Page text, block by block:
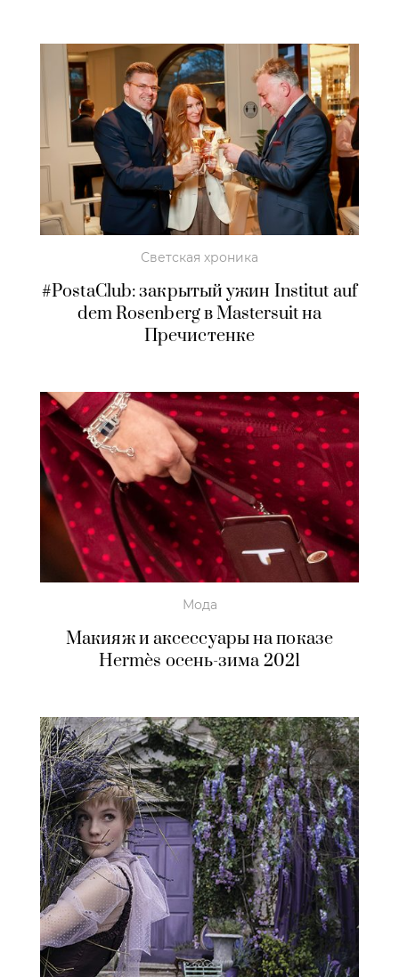
Светская хроника
#PostaClub: закрытый ужин Institut auf
dem Rosenberg в Mastersuit на
Пречистенке
Мода
Макияж и аксессуары на показе
Hermès осень-зима 2021